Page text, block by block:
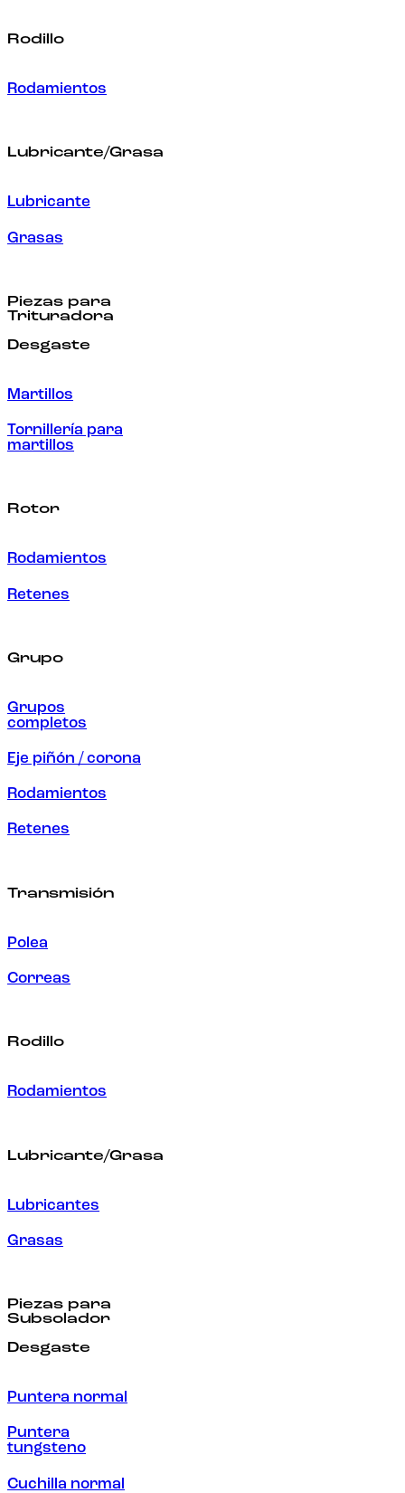
Rodillo
Rodamientos
Lubricante/Grasa
Lubricante
Grasas
Piezas para
Trituradora
Desgaste
Martillos
Tornillería para
martillos
Rotor
Rodamientos
Retenes
Grupo
Grupos
completos
Eje piñón / corona
Rodamientos
Retenes
Transmisión
Polea
Correas
Rodillo
Rodamientos
Lubricante/Grasa
Lubricantes
Grasas
Piezas para
Subsolador
Desgaste
Puntera normal
Puntera
tungsteno
Cuchilla normal